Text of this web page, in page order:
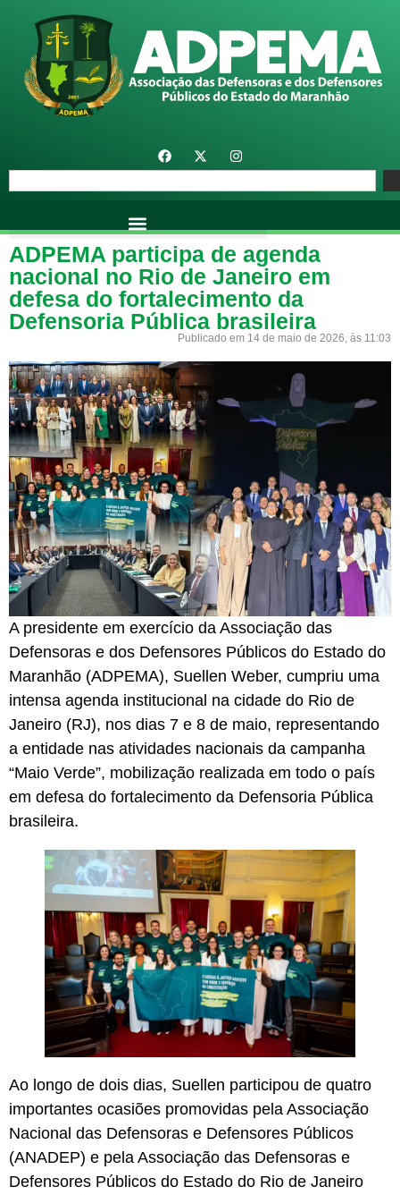
ADPEMA participa de agenda
nacional no Rio de Janeiro em
defesa do fortalecimento da
Defensoria Pública brasileira
Publicado em 14 de maio de 2026, às 11:03
A presidente em exercício da Associação das
Defensoras e dos Defensores Públicos do Estado do
Maranhão (ADPEMA), Suellen Weber, cumpriu uma
intensa agenda institucional na cidade do Rio de
Janeiro (RJ), nos dias 7 e 8 de maio, representando
a entidade nas atividades nacionais da campanha
“Maio Verde”, mobilização realizada em todo o país
em defesa do fortalecimento da Defensoria Pública
brasileira.
Ao longo de dois dias, Suellen participou de quatro
importantes ocasiões promovidas pela Associação
Nacional das Defensoras e Defensores Públicos
(ANADEP) e pela Associação das Defensoras e
Defensores Públicos do Estado do Rio de Janeiro